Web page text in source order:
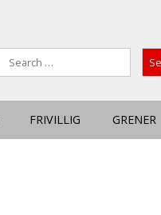
FRIVILLIG GRENER